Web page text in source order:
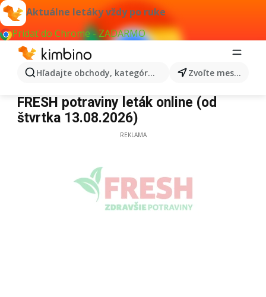
Aktuálne letáky vždy po ruke
Pridať do Chrome - ZADARMO
Hľadajte obchody, kategórie, produkty... Zvoľte mesto
Fresh
FRESH potraviny leták online (od
štvrtka 13.08.2026)
REKLAMA